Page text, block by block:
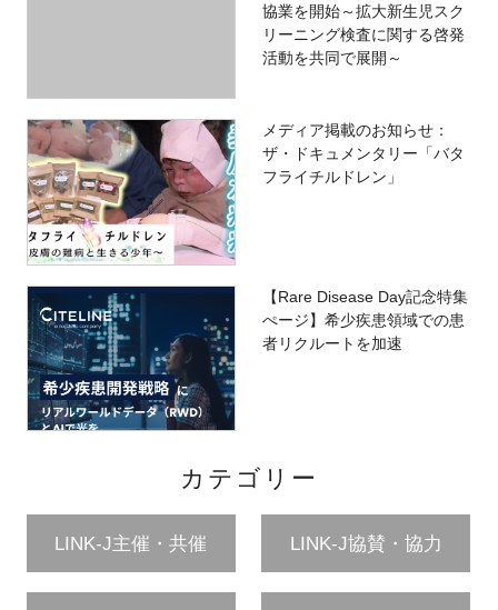
協業を開始～拡大新生児スク
リーニング検査に関する啓発
活動を共同で展開～
メディア掲載のお知らせ：
ザ・ドキュメンタリー「バタ
フライチルドレン」
【Rare Disease Day記念特集
ぺージ】希少疾患領域での患
者リクルートを加速
カテゴリー
LINK-J主催・共催 LINK-J協賛・協力